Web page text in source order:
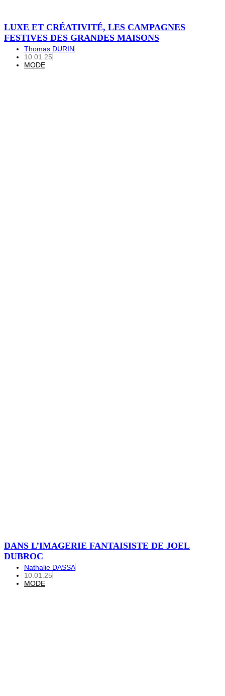
LUXE ET CRÉATIVITÉ, LES CAMPAGNES
FESTIVES DES GRANDES MAISONS
Thomas DURIN
10.01.25
MODE
DANS L’IMAGERIE FANTAISISTE DE JOEL
DUBROC
Nathalie DASSA
10.01.25
MODE